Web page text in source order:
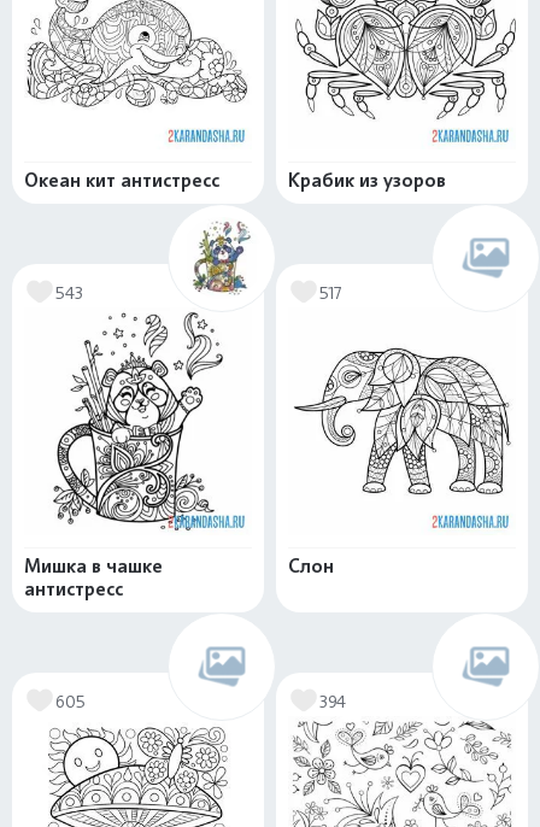
Океан кит антистресс Крабик из узоров
543
Мишка в чашке
антистресс
517
Слон
605 394